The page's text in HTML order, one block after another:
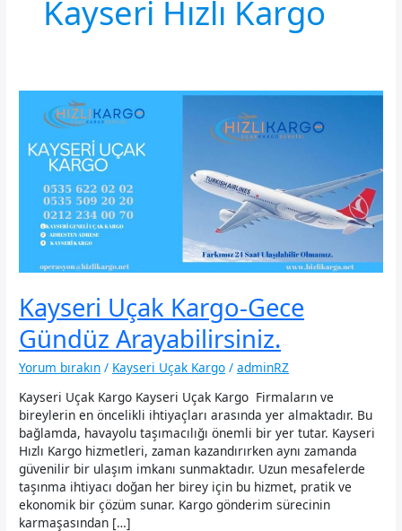
Kayseri Hızlı Kargo
Kayseri Uçak Kargo-Gece
Gündüz Arayabilirsiniz.
Yorum bırakın / Kayseri Uçak Kargo /adminRZ
Kayseri Uçak Kargo Kayseri Uçak Kargo Firmaların ve
bireylerin en öncelikli ihtiyaçları arasında yer almaktadır. Bu
bağlamda, havayolu taşımacılığı önemli bir yer tutar. Kayseri
Hızlı Kargo hizmetleri, zaman kazandırırken aynı zamanda
güvenilir bir ulaşım imkanı sunmaktadır. Uzun mesafelerde
taşınma ihtiyacı doğan her birey için bu hizmet, pratik ve
ekonomik bir çözüm sunar. Kargo gönderim sürecinin
karmaşasından […]